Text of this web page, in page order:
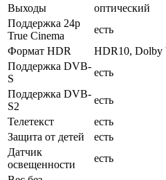
Выходы
оптический
Поддержка 24p
True Cinema
есть
Формат HDR
HDR10, Dolby
Поддержка DVB-
S
есть
Поддержка DVB-
S2
есть
Телетекст
есть
Защита от детей
есть
Датчик
освещенности
есть